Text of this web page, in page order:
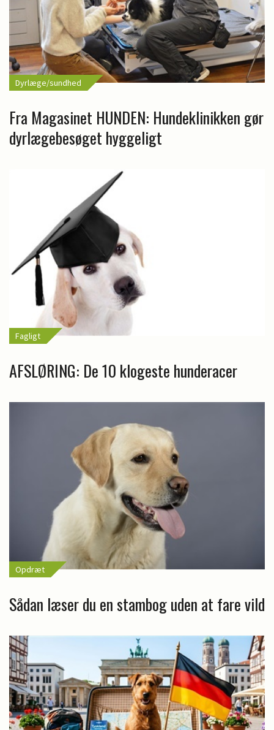
Dyrlæge/sundhed
Fra Magasinet HUNDEN: Hundeklinikken gør
dyrlægebesøget hyggeligt
Fagligt
AFSLØRING: De 10 klogeste hunderacer
Opdræt
Sådan læser du en stambog uden at fare vild